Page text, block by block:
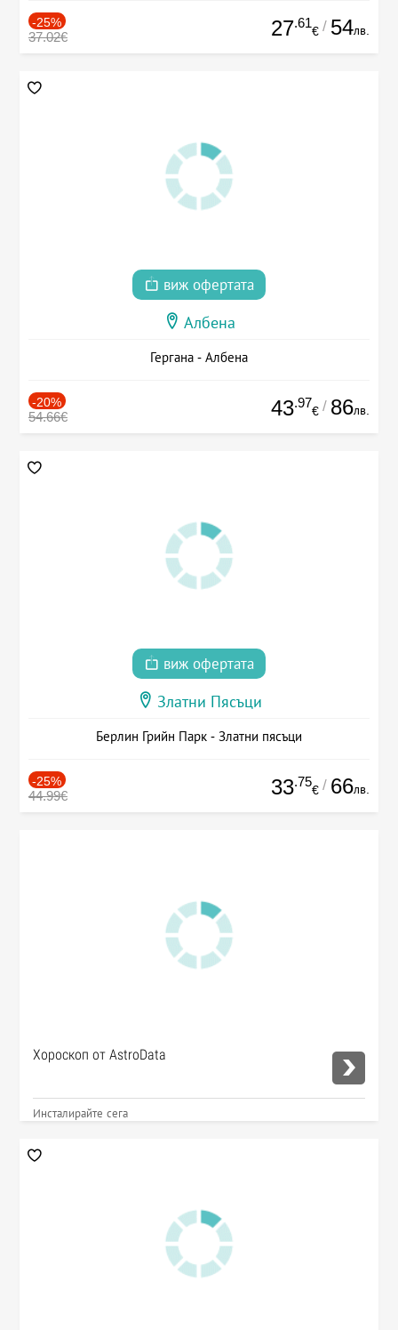
-25%
37.02€ 27.61
€ / 54лв.
виж офертата
Албена
Гергана - Албена
-20%
54.66€ 43.97
€ / 86лв.
виж офертата
Златни Пясъци
Берлин Грийн Парк - Златни пясъци
-25%
44.99€ 33.75
€ / 66лв.
Хороскоп от AstroData
Инсталирайте сега